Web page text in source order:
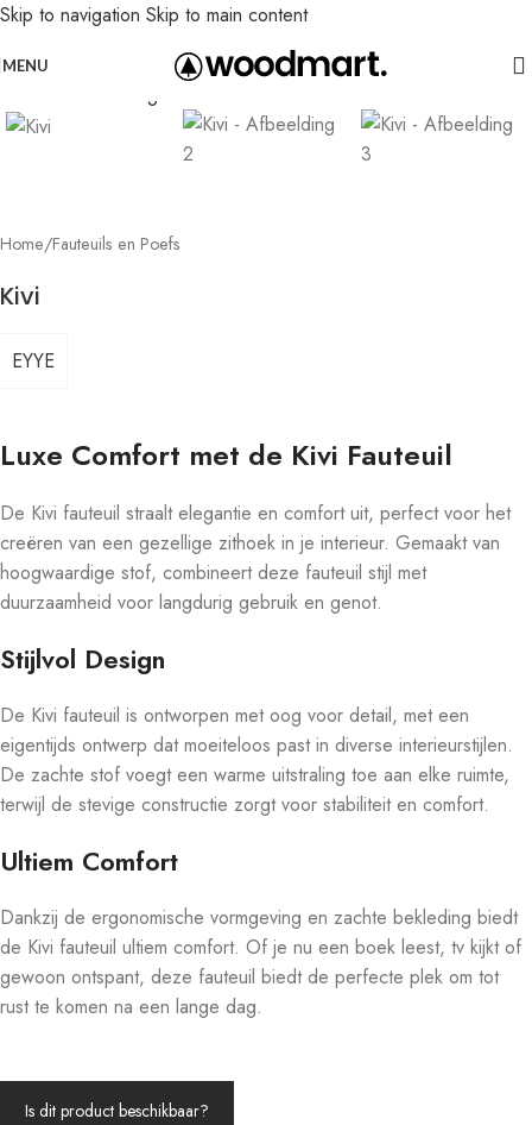
Skip to navigation Skip to main content
MENU Click to enlarge
Home/Fauteuils en Poefs
Kivi
EYYE
Luxe Comfort met de Kivi Fauteuil
De Kivi fauteuil straalt elegantie en comfort uit, perfect voor het
creëren van een gezellige zithoek in je interieur. Gemaakt van
hoogwaardige stof, combineert deze fauteuil stijl met
duurzaamheid voor langdurig gebruik en genot.
Stijlvol Design
De Kivi fauteuil is ontworpen met oog voor detail, met een
eigentijds ontwerp dat moeiteloos past in diverse interieurstijlen.
De zachte stof voegt een warme uitstraling toe aan elke ruimte,
terwijl de stevige constructie zorgt voor stabiliteit en comfort.
Ultiem Comfort
Dankzij de ergonomische vormgeving en zachte bekleding biedt
de Kivi fauteuil ultiem comfort. Of je nu een boek leest, tv kijkt of
gewoon ontspant, deze fauteuil biedt de perfecte plek om tot
rust te komen na een lange dag.
Is dit product beschikbaar?